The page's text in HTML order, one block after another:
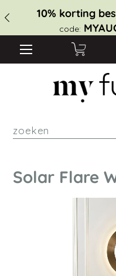
10% korting
code:
Solar Flare